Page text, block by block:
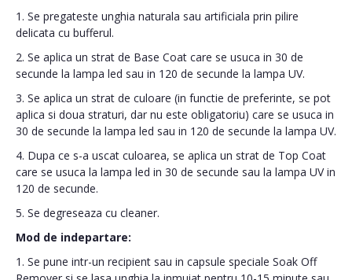
1. Se pregateste unghia naturala sau artificiala prin pilire
delicata cu bufferul.
2. Se aplica un strat de Base Coat care se usuca in 30 de
secunde la lampa led sau in 120 de secunde la lampa UV.
3. Se aplica un strat de culoare (in functie de preferinte, se pot
aplica si doua straturi, dar nu este obligatoriu) care se usuca in
30 de secunde la lampa led sau in 120 de secunde la lampa UV.
4. Dupa ce s-a uscat culoarea, se aplica un strat de Top Coat
care se usuca la lampa led in 30 de secunde sau la lampa UV in
120 de secunde.
5. Se degreseaza cu cleaner.
Mod de indepartare:
1. Se pune intr-un recipient sau in capsule speciale Soak Off